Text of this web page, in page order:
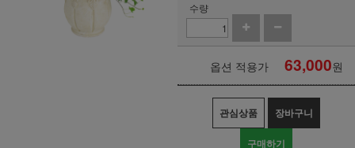
수량
옵션 적용가 63,000원
관심상품 장바구니
구매하기